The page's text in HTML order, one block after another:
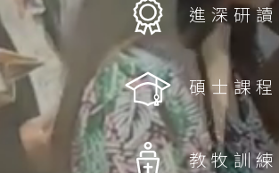
進深研讀
碩士課程
教牧訓練